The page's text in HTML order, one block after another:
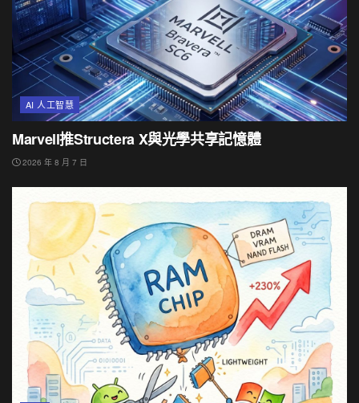
AI 人工智慧
Marvell推Structera X與光學共享記憶體
2026 年 8 月 7 日